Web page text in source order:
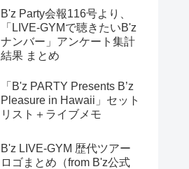
B'z Party会報116号より、
「LIVE-GYMで聴きたいB'z
ナンバー」アンケート集計
結果 まとめ
「B'z PARTY Presents B’z
Pleasure in Hawaii」セット
リスト＋ライブメモ
B'z LIVE-GYM 歴代ツアー
ロゴまとめ（from B'z公式